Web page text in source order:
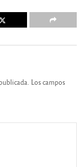
Los campos